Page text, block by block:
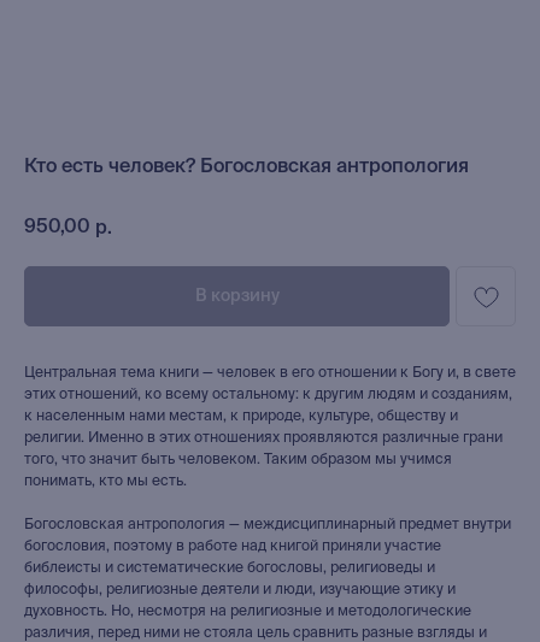
Кто есть человек? Богословская антропология
950,00 р.
В корзину
Центральная тема книги — человек в его отношении к Богу и, в свете
этих отношений, ко всему остальному: к другим людям и созданиям,
к населенным нами местам, к природе, культуре, обществу и
религии. Именно в этих отношениях проявляются различные грани
того, что значит быть человеком. Таким образом мы учимся
понимать, кто мы есть.
Богословская антропология — междисциплинарный предмет внутри
богословия, поэтому в работе над книгой приняли участие
библеисты и систематические богословы, религиоведы и
философы, религиозные деятели и люди, изучающие этику и
духовность. Но, несмотря на религиозные и методологические
различия, перед ними не стояла цель сравнить разные взгляды и